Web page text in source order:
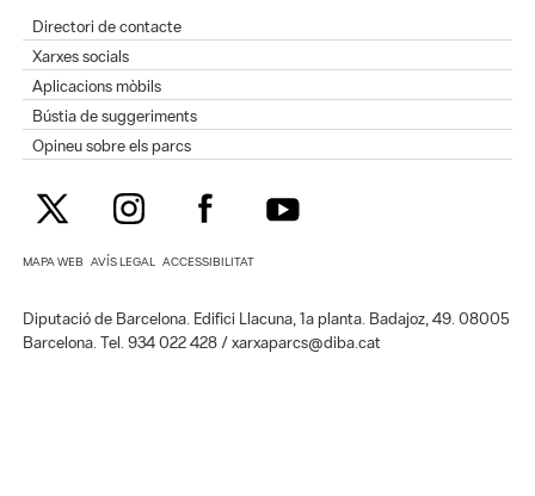
Bústia de suggeriments
Opineu sobre els parcs
Barcelona. Tel. 934 022 428 / xarxaparcs@diba.cat